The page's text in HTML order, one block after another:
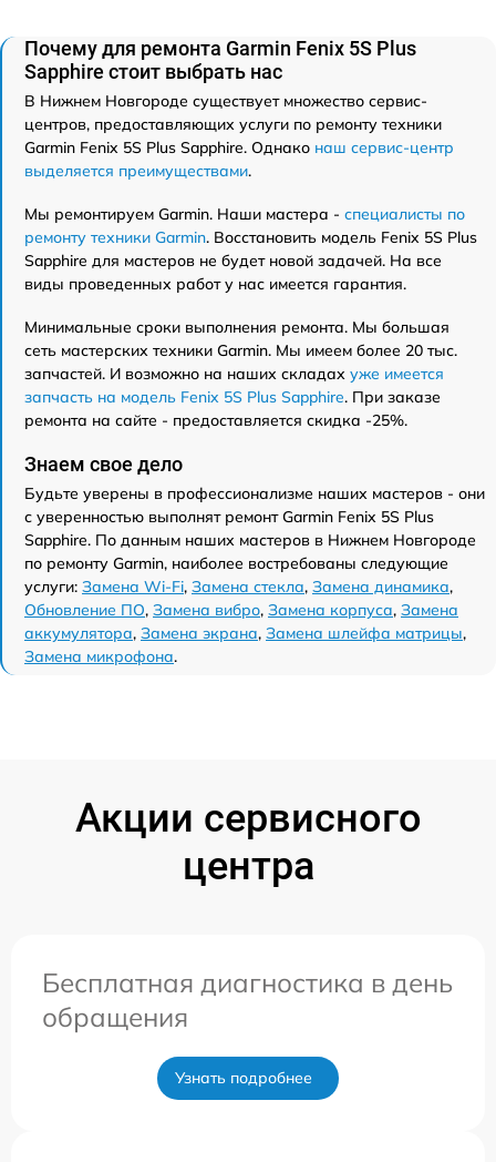
Почему для ремонта Garmin Fenix 5S Plus
Sapphire стоит выбрать нас
В Нижнем Новгороде существует множество сервис-
центров, предоставляющих услуги по ремонту техники
Garmin Fenix 5S Plus Sapphire. Однако наш сервис-центр
выделяется преимуществами.
Мы ремонтируем Garmin. Наши мастера - специалисты по
ремонту техники Garmin. Восстановить модель Fenix 5S Plus
Sapphire для мастеров не будет новой задачей. На все
виды проведенных работ у нас имеется гарантия.
Минимальные сроки выполнения ремонта. Мы большая
сеть мастерских техники Garmin. Мы имеем более 20 тыс.
запчастей. И возможно на наших складах уже имеется
запчасть на модель Fenix 5S Plus Sapphire. При заказе
ремонта на сайте - предоставляется скидка -25%.
Знаем свое дело
Будьте уверены в профессионализме наших мастеров - они
с уверенностью выполнят ремонт Garmin Fenix 5S Plus
Sapphire. По данным наших мастеров в Нижнем Новгороде
по ремонту Garmin, наиболее востребованы следующие
услуги: Замена Wi-Fi, Замена стекла, Замена динамика,
Обновление ПО, Замена вибро, Замена корпуса, Замена
аккумулятора, Замена экрана, Замена шлейфа матрицы,
Замена микрофона.
Акции сервисного
центра
Бесплатная диагностика в день
обращения
Узнать подробнее